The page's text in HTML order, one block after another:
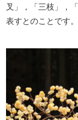
叉」，「三枝」，
表すとのことです。